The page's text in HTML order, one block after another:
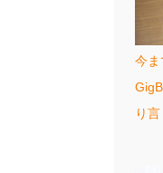
今
り